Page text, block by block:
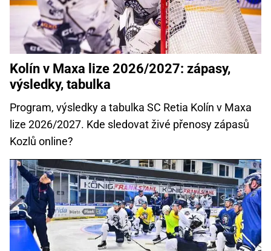
Kolín v Maxa lize 2026/2027: zápasy,
výsledky, tabulka
Program, výsledky a tabulka SC Retia Kolín v Maxa
lize 2026/2027. Kde sledovat živé přenosy zápasů
Kozlů online?